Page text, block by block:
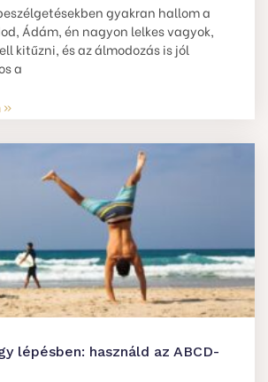
gyakran hallom a
Ádám, én nagyon lelkes vagyok,
kitűzni, és az álmodozás is jól
a
»
lépésben: használd az ABCD-